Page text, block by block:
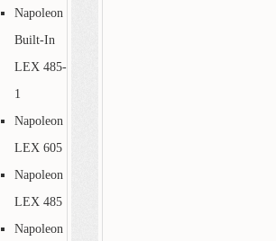
Napoleon
Built-In
LEX 485-
1
Napoleon
LEX 605
Napoleon
LEX 485
Napoleon